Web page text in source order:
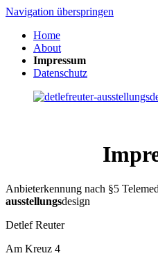
Navigation überspringen
Home
About
Impressum
Datenschutz
Anbieterkennung nach §5
ausstellungsdesign
Detlef Reuter
Am Kreuz 4